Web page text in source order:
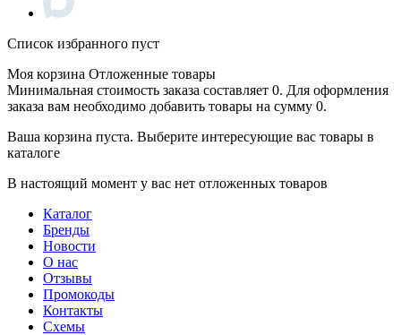
Список избранного пуст
Моя корзина Отложенные товары
Минимальная стоимость заказа составляет 0. Для оформления
заказа вам необходимо добавить товары на сумму 0.
Ваша корзина пуста. Выберите интересующие вас товары в
каталоге
В настоящий момент у вас нет отложенных товаров
Каталог
Бренды
Новости
О нас
Отзывы
Промокоды
Контакты
Схемы